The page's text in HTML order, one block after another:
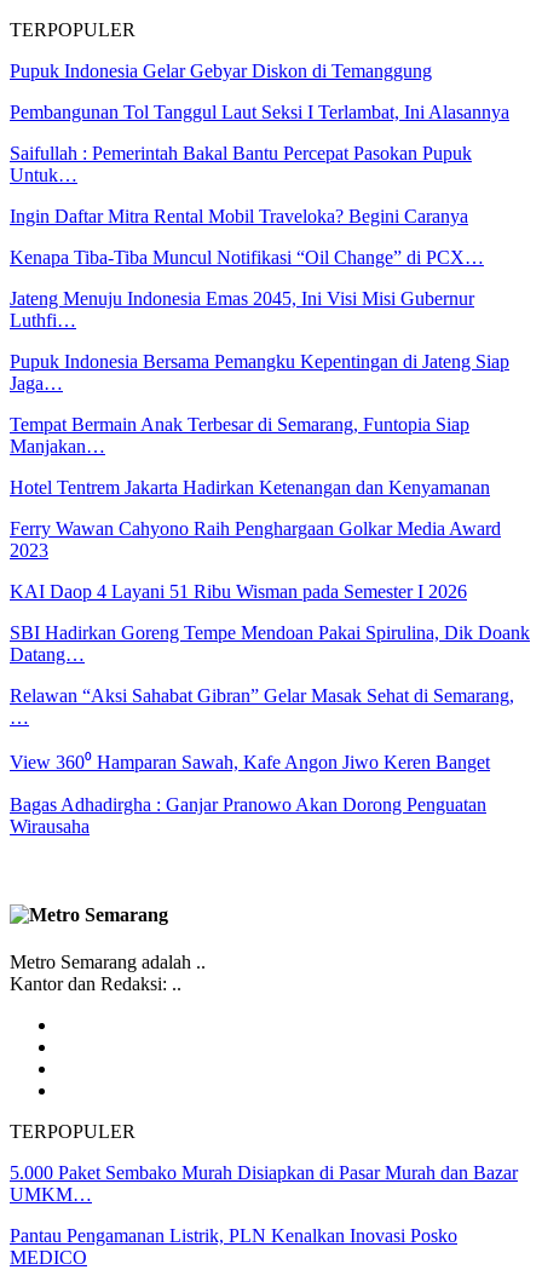
TERPOPULER
Pupuk Indonesia Gelar Gebyar Diskon di Temanggung
Pembangunan Tol Tanggul Laut Seksi I Terlambat, Ini Alasannya
Saifullah : Pemerintah Bakal Bantu Percepat Pasokan Pupuk
Untuk…
Ingin Daftar Mitra Rental Mobil Traveloka? Begini Caranya
Kenapa Tiba-Tiba Muncul Notifikasi “Oil Change” di PCX…
Jateng Menuju Indonesia Emas 2045, Ini Visi Misi Gubernur
Luthfi…
Pupuk Indonesia Bersama Pemangku Kepentingan di Jateng Siap
Jaga…
Tempat Bermain Anak Terbesar di Semarang, Funtopia Siap
Manjakan…
Hotel Tentrem Jakarta Hadirkan Ketenangan dan Kenyamanan
Ferry Wawan Cahyono Raih Penghargaan Golkar Media Award
2023
KAI Daop 4 Layani 51 Ribu Wisman pada Semester I 2026
SBI Hadirkan Goreng Tempe Mendoan Pakai Spirulina, Dik Doank
Datang…
Relawan “Aksi Sahabat Gibran” Gelar Masak Sehat di Semarang,
…
View 360⁰ Hamparan Sawah, Kafe Angon Jiwo Keren Banget
Bagas Adhadirgha : Ganjar Pranowo Akan Dorong Penguatan
Wirausaha
Metro Semarang adalah ..
Kantor dan Redaksi: ..
TERPOPULER
5.000 Paket Sembako Murah Disiapkan di Pasar Murah dan Bazar
UMKM…
Pantau Pengamanan Listrik, PLN Kenalkan Inovasi Posko
MEDICO